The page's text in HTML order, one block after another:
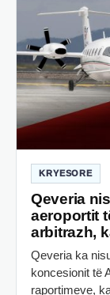
KRYESORE
Qeveria
aeroportit
arbitrazh,
Qeveria ka
koncesionit të
raportimeve,